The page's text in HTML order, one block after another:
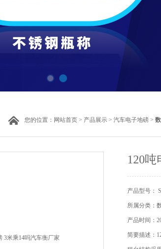
您的位置： 网站首页 > 产品展示 > 汽车电子地磅 >
120
产品型号：
所属分类：
产品时间：
简要描述：